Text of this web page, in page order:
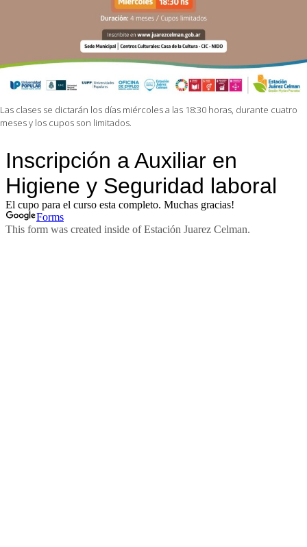
Las clases se dictarán los días miércoles a las 18:30 horas, durante cuatro
meses y los cupos son limitados.